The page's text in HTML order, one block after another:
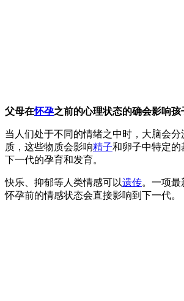
父母在怀孕之前的心理状态的确会影响孩
当人们处于不同的情绪之中时，大脑会
质，这些物质会影响精子和卵子中特定的
下一代的孕育和发育。
快乐、抑郁等人类情感可以遗传。一项
怀孕前的情感状态会直接影响到下一代。